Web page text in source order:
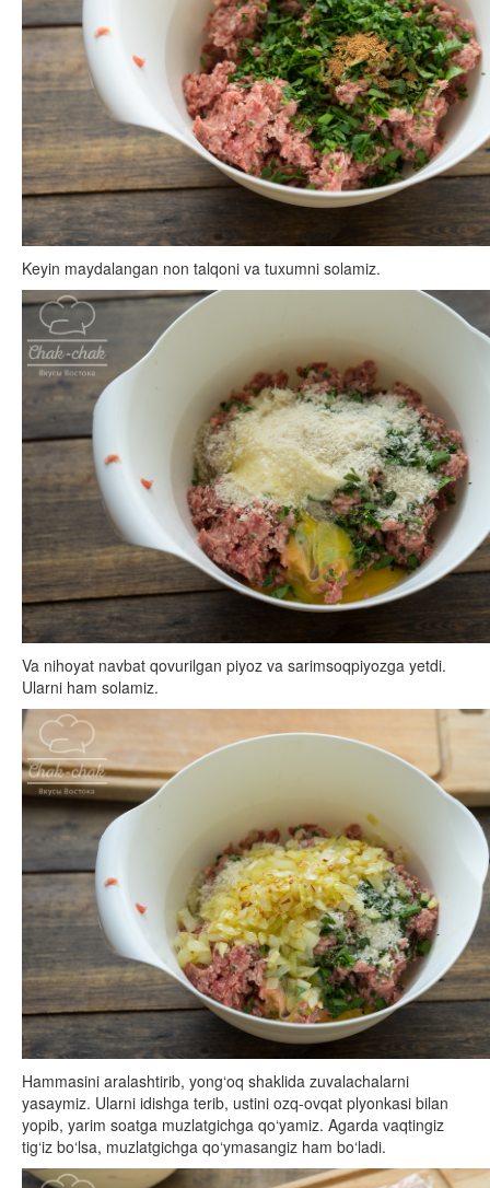
Keyin maydalangan non talqoni va tuxumni solamiz.
Va nihoyat navbat qovurilgan piyoz va sarimsoqpiyozga yetdi.
Ularni ham solamiz.
Hammasini aralashtirib, yong‘oq shaklida zuvalachalarni
yasaymiz. Ularni idishga terib, ustini ozq-ovqat plyonkasi bilan
yopib, yarim soatga muzlatgichga qo‘yamiz. Agarda vaqtingiz
tig‘iz bo‘lsa, muzlatgichga qo‘ymasangiz ham bo‘ladi.